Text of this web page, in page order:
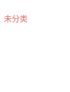
未分类